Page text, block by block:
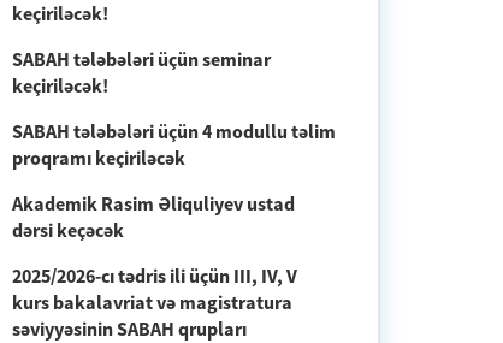
keçiriləcək!
SABAH tələbələri üçün seminar
keçiriləcək!
SABAH tələbələri üçün 4 modullu təlim
proqramı keçiriləcək
Akademik Rasim Əliquliyev ustad
dərsi keçəcək
2025/2026-cı tədris ili üçün III, IV, V
kurs bakalavriat və magistratura
səviyyəsinin SABAH qrupları